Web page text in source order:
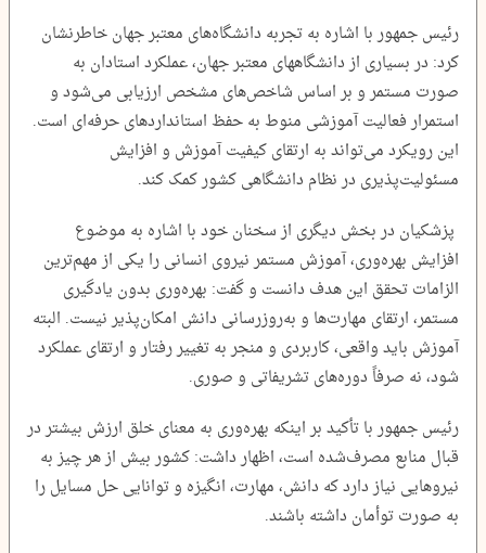
رئیس جمهور با اشاره به تجربه دانشگاه‌های معتبر جهان خاطرنشان
کرد: در بسیاری از دانشگاههای معتبر جهان، عملکرد استادان به
صورت مستمر و بر اساس شاخص‌های مشخص ارزیابی می‌شود و
استمرار فعالیت آموزشی منوط به حفظ استانداردهای حرفه‌ای است.
این رویکرد می‌تواند به ارتقای کیفیت آموزش و افزایش
مسئولیت‌پذیری در نظام دانشگاهی کشور کمک کند.
پزشکیان در بخش دیگری از سخنان خود با اشاره به موضوع
افزایش بهره‌وری، آموزش مستمر نیروی انسانی را یکی از مهم‌ترین
الزامات تحقق این هدف دانست و گفت: بهره‌وری بدون یادگیری
مستمر، ارتقای مهارت‌ها و به‌روزرسانی دانش امکان‌پذیر نیست. البته
آموزش باید واقعی، کاربردی و منجر به تغییر رفتار و ارتقای عملکرد
شود، نه صرفاً دوره‌های تشریفاتی و صوری.
رئیس جمهور با تأکید بر اینکه بهره‌وری به معنای خلق ارزش بیشتر در
قبال منابع مصرف‌شده است، اظهار داشت: کشور بیش از هر چیز به
نیروهایی نیاز دارد که دانش، مهارت، انگیزه و توانایی حل مسایل را
به صورت توأمان داشته باشند.